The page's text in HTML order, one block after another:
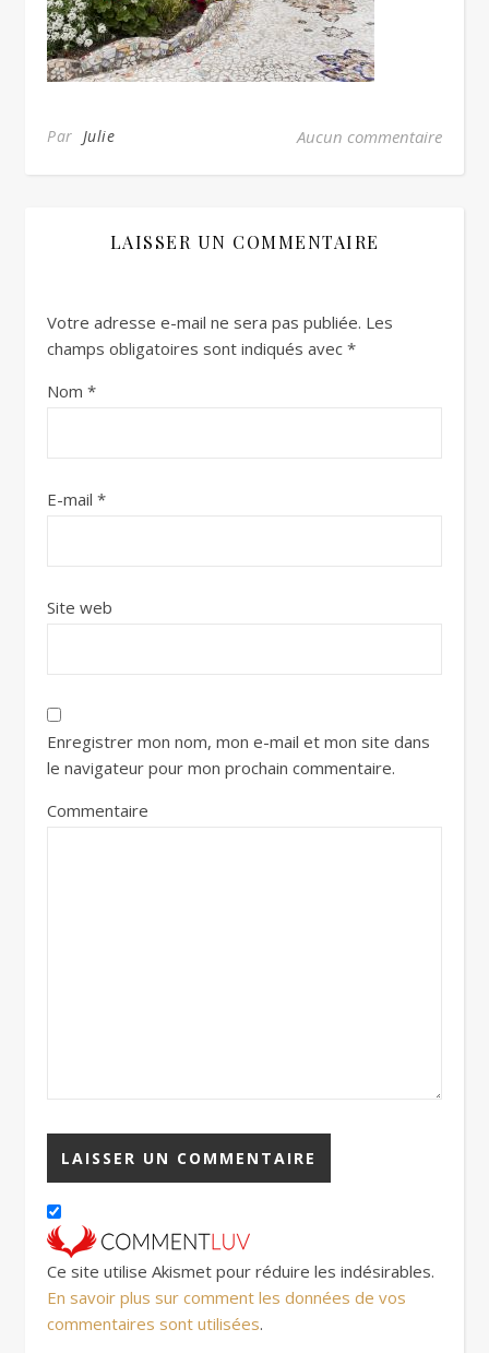
Par Julie Aucun commentaire
LAISSER UN COMMENTAIRE
Votre adresse e-mail ne sera pas publiée. Les
champs obligatoires sont indiqués avec *
Nom *
E-mail *
Site web
Enregistrer mon nom, mon e-mail et mon site dans
le navigateur pour mon prochain commentaire.
Commentaire
Ce site utilise Akismet pour réduire les indésirables.
En savoir plus sur comment les données de vos
commentaires sont utilisées.